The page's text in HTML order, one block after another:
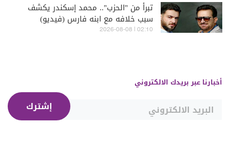
تبرأ من "الحزب".. محمد إسكندر يكشف
سبب خلافه مع ابنه فارس (فيديو)
02:10 | 2026-08-08
أخبارنا عبر بريدك الالكتروني
إشترك